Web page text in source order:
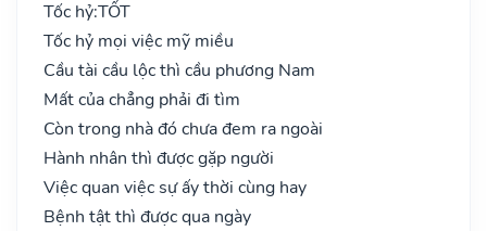
Tốc hỷ:TỐT
Tốc hỷ mọi việc mỹ miều
Cầu tài cầu lộc thì cầu phương Nam
Mất của chẳng phải đi tìm
Còn trong nhà đó chưa đem ra ngoài
Hành nhân thì được gặp người
Việc quan việc sự ấy thời cùng hay
Bệnh tật thì được qua ngày